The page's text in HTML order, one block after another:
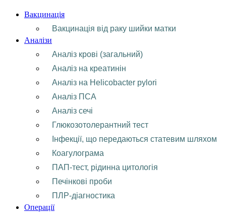
Вакцинація
Вакцинація від раку шийки матки
Аналізи
Аналіз крові (загальний)
Аналіз на креатинін
Аналіз на Helicobacter pylori
Аналіз ПСА
Аналіз сечі
Глюкозотолерантний тест
Інфекції, що передаються статевим шляхом
Коагулограма
ПАП-тест, рідинна цитологія
Печінкові проби
ПЛР-діагностика
Операції